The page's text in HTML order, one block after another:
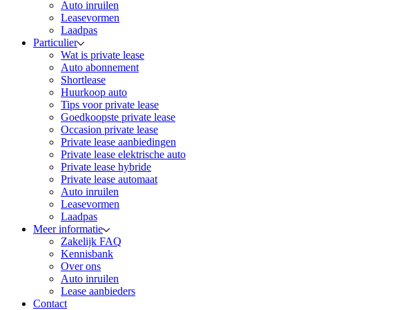
Auto inruilen
Leasevormen
Laadpas
Particulier
Wat is private lease
Auto abonnement
Shortlease
Huurkoop auto
Tips voor private lease
Goedkoopste private lease
Occasion private lease
Private lease aanbiedingen
Private lease elektrische auto
Private lease hybride
Private lease automaat
Auto inruilen
Leasevormen
Laadpas
Meer informatie
Zakelijk FAQ
Kennisbank
Over ons
Auto inruilen
Lease aanbieders
Contact